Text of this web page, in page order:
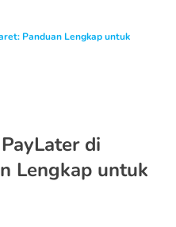
Macet
Panduan Lengkap untuk
di
Lengkap untuk